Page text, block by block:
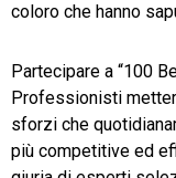
coloro che hanno
Partecipare a “100
Professionisti
sforzi che
più competitive ed